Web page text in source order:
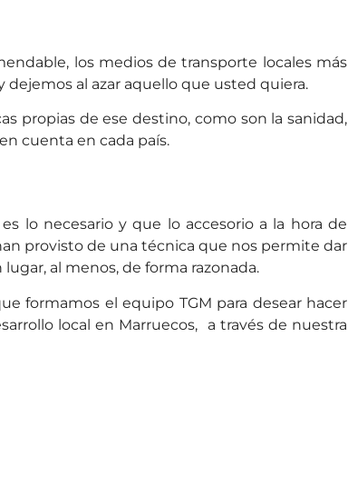
los medios de transporte locales más
al azar aquello que usted quiera.
propias de ese destino, como son la sanidad,
cuenta en cada país.
lo necesario y que lo accesorio a la hora de
provisto de una técnica que nos permite dar
al menos, de forma razonada.
formamos el equipo TGM para desear hacer
local en Marruecos, a través de nuestra